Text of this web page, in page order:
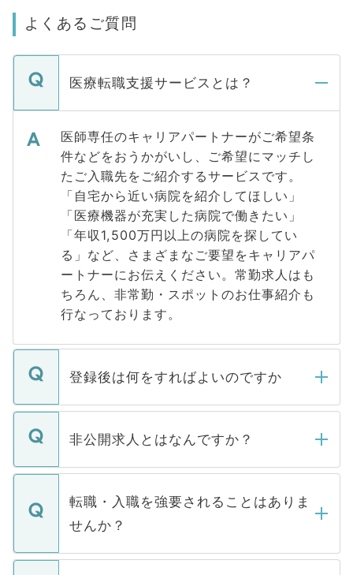
よくあるご質問
医療転職支援サービスとは？
医師専任のキャリアパートナーがご希望条
件などをおうかがいし、ご希望にマッチし
たご入職先をご紹介するサービスです。
「自宅から近い病院を紹介してほしい」
「医療機器が充実した病院で働きたい」
「年収1,500万円以上の病院を探してい
る」など、さまざまなご要望をキャリアパ
ートナーにお伝えください。常勤求人はも
ちろん、非常勤・スポットのお仕事紹介も
行なっております。
登録後は何をすればよいのですか
ご登録いただきましたら、弊社担当者がご
登録内容を確認し、その後メールもしくは
ます。通常、5営業日以内にはご連絡をせて
いただきますので、しばらくお待ちくださ
非公開求人とはなんですか？
マイナビDOCTORで取り扱っている求人の
うち約3割は、Webサイトからご覧いただ
けない「非公開求人」です。非公開求人は
下記の理由によって、一般には公開してい
ません。
転職・入職を強要されることはありま
せんか？
転職・入職を強要することは一切ありませ